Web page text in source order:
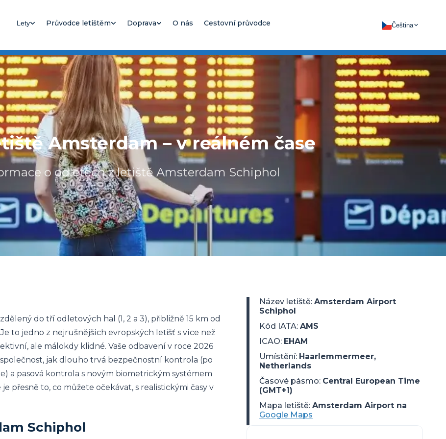
Lety Průvodce letištěm Doprava O nás Cestovní průvodce Čeština
Amsterdam – v reálném čase
o odletech z letiště Amsterdam Schiphol
do tří odletových hal (1, 2 a 3), přibližně 15 km od
to jedno z nejrušnějších evropských letišť s více než
ale málokdy klidné. Vaše odbavení v roce 2026
jak dlouho trvá bezpečnostní kontrola (po
a pasová kontrola s novým biometrickým systémem
přesně to, co můžete očekávat, s realistickými časy v
Schiphol
Název letiště: Amsterdam Airport
Schiphol
Kód IATA: AMS
ICAO: EHAM
Umístění: Haarlemmermeer,
Netherlands
Časové pásmo: Central European Time
(GMT+1)
Mapa letiště: Amsterdam Airport na
Google Maps